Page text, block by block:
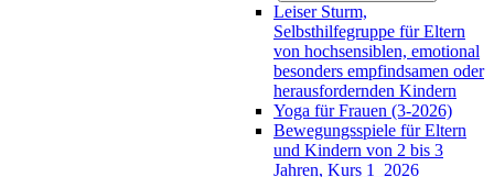
Leiser Sturm,
Selbsthilfegruppe für Eltern
von hochsensiblen, emotional
besonders empfindsamen oder
herausfordernden Kindern
Yoga für Frauen (3-2026)
Bewegungsspiele für Eltern
und Kindern von 2 bis 3
Jahren, Kurs 1_2026